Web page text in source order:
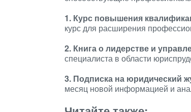
1. Курс повышения
курс для расширения
2. Книга о лидерстве и
специалиста в области
3. Подписка на юридический
месяц новой информацией и